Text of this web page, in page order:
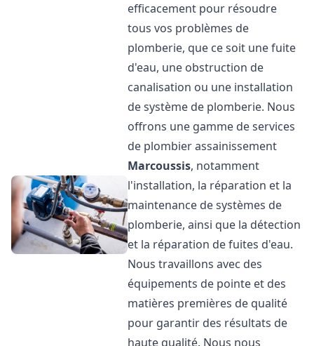
efficacement pour résoudre
tous vos problèmes de
plomberie, que ce soit une fuite
d'eau, une obstruction de
canalisation ou une installation
de système de plomberie. Nous
offrons une gamme de services
de plombier assainissement
Marcoussis, notamment
l'installation, la réparation et la
maintenance de systèmes de
plomberie, ainsi que la détection
et la réparation de fuites d'eau.
Nous travaillons avec des
équipements de pointe et des
matières premières de qualité
pour garantir des résultats de
haute qualité. Nous nous